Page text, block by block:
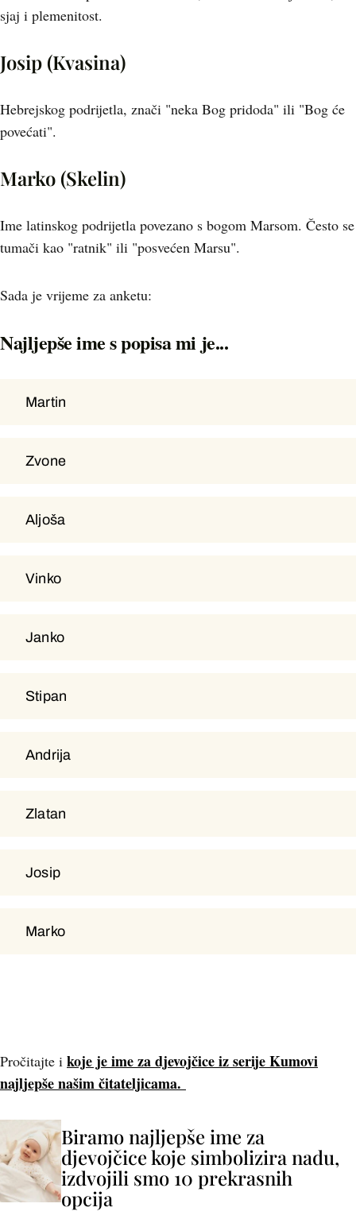
sjaj i plemenitost.
Josip (Kvasina)
Hebrejskog podrijetla, znači "neka Bog pridoda" ili "Bog će
povećati".
Marko (Skelin)
Ime latinskog podrijetla povezano s bogom Marsom. Često se
tumači kao "ratnik" ili "posvećen Marsu".
Sada je vrijeme za anketu:
Najljepše ime s popisa mi je...
Martin
Zvone
Aljoša
Vinko
Janko
Stipan
Andrija
Zlatan
Josip
Marko
Martin
Zvone
Aljoša
Vinko
Janko
Stipan
Andrija
Zlatan
Josip
Marko
Pročitajte i koje je ime za djevojčice iz serije Kumovi
najljepše našim čitateljicama.
Biramo najljepše ime za
djevojčice koje simbolizira nadu,
izdvojili smo 10 prekrasnih
opcija